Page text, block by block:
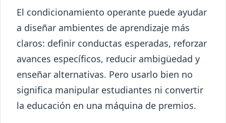
El condicionamiento operante puede ayudar
a diseñar ambientes de aprendizaje más
claros: definir conductas esperadas, reforzar
avances específicos, reducir ambigüedad y
enseñar alternativas. Pero usarlo bien no
significa manipular estudiantes ni convertir
la educación en una máquina de premios.